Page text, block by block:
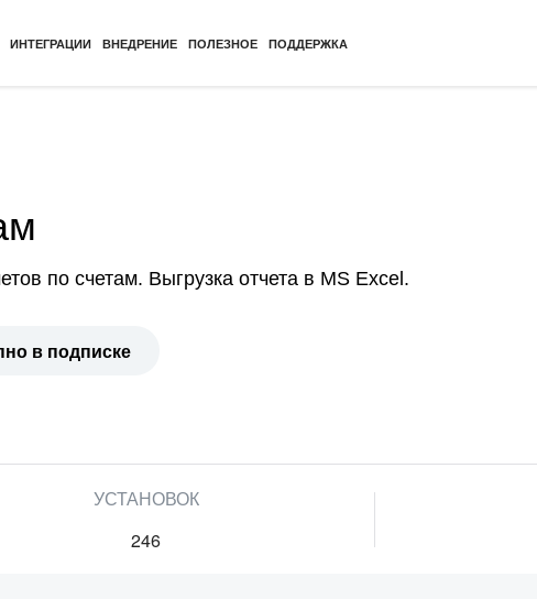
ИНТЕГРАЦИИ ВНЕДРЕНИЕ ПОЛЕЗНОЕ ПОДДЕРЖКА
по счетам. Выгрузка отчета в MS Excel.
в подписке
УСТАНОВОК
246